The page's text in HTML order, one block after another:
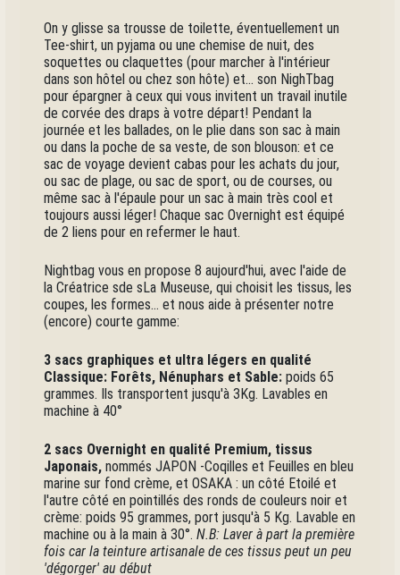
On y glisse sa trousse de toilette, éventuellement un
Tee-shirt, un pyjama ou une chemise de nuit, des
soquettes ou claquettes (pour marcher à l'intérieur
dans son hôtel ou chez son hôte) et... son NighTbag
pour épargner à ceux qui vous invitent un travail inutile
de corvée des draps à votre départ! Pendant la
journée et les ballades, on le plie dans son sac à main
ou dans la poche de sa veste, de son blouson: et ce
sac de voyage devient cabas pour les achats du jour,
ou sac de plage, ou sac de sport, ou de courses, ou
même sac à l'épaule pour un sac à main très cool et
toujours aussi léger! Chaque sac Overnight est équipé
de 2 liens pour en refermer le haut.
Nightbag vous en propose 8 aujourd'hui, avec l'aide de
la Créatrice sde sLa Museuse, qui choisit les tissus, les
coupes, les formes... et nous aide à présenter notre
(encore) courte gamme:
3 sacs graphiques et ultra légers en qualité
Classique: Forêts, Nénuphars et Sable: poids 65
grammes. Ils transportent jusqu'à 3Kg. Lavables en
machine à 40°
2 sacs Overnight en qualité Premium, tissus
Japonais, nommés JAPON -Coqilles et Feuilles en bleu
marine sur fond crème, et OSAKA : un côté Etoilé et
l'autre côté en pointillés des ronds de couleurs noir et
crème: poids 95 grammes, port jusqu'à 5 Kg. Lavable en
machine ou à la main à 30°.N.B: Laver à part la première
fois car la teinture artisanale de ces tissus peut un peu
'dégorger' au début